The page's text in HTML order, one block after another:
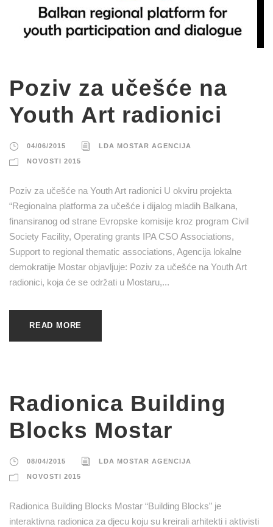
Poziv za učešće na
Youth Art radionici
04/06/2015 LDA MOSTAR AGENCIJA
NOVOSTI 2015
Poziv za učešće na Youth Art radionici U okviru projekta
“Regionalna platforma za učešće i dijalog mladih Balkana,
finansiranog od strane Evropske komisije kroz program Civil
Society Facility, Operating grants IPA CSO Associations,
Support to regional thematic associations, Agencija lokalne
demokratije Mostar objavljuje: Poziv za učešće na Youth Art
radionici, koja će se održati u Mostaru,...
READ MORE
Radionica Building
Blocks Mostar
08/04/2015 LDA MOSTAR AGENCIJA
NOVOSTI 2015
Radionica Building Blocks Mostar “Building Blocks” je
interaktivna radionica za djecu koju su kreirali arhitekti i aktivisti